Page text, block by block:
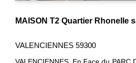
MAISON T2 Quartier Rhonelle
VALENCIENNES 59300
VALENCIENNES, En Face du PARC